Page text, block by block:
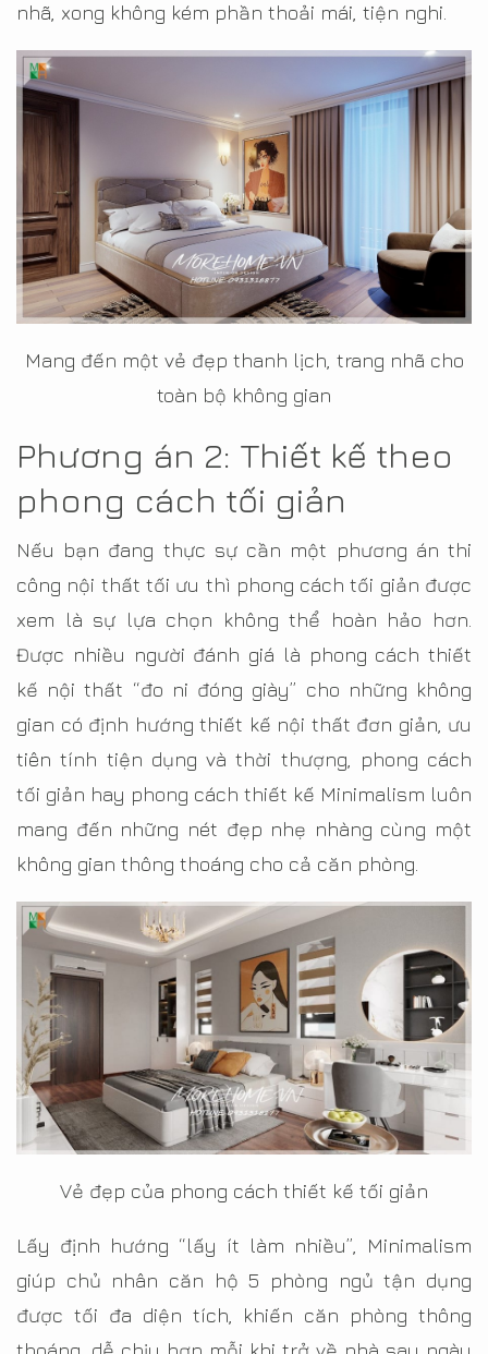
nhã, xong không kém phần thoải mái, tiện nghi.
Mang đến một vẻ đẹp thanh lịch, trang nhã cho
toàn bộ không gian
Phương án 2: Thiết kế theo
phong cách tối giản
Nếu bạn đang thực sự cần một phương án thi
công nội thất tối ưu thì phong cách tối giản được
xem là sự lựa chọn không thể hoàn hảo hơn.
Được nhiều người đánh giá là phong cách thiết
kế nội thất “đo ni đóng giày” cho những không
gian có định hướng thiết kế nội thất đơn giản, ưu
tiên tính tiện dụng và thời thượng, phong cách
tối giản hay phong cách thiết kế Minimalism luôn
mang đến những nét đẹp nhẹ nhàng cùng một
không gian thông thoáng cho cả căn phòng.
Vẻ đẹp của phong cách thiết kế tối giản
Lấy định hướng “lấy ít làm nhiều”, Minimalism
giúp chủ nhân căn hộ 5 phòng ngủ tận dụng
được tối đa diện tích, khiến căn phòng thông